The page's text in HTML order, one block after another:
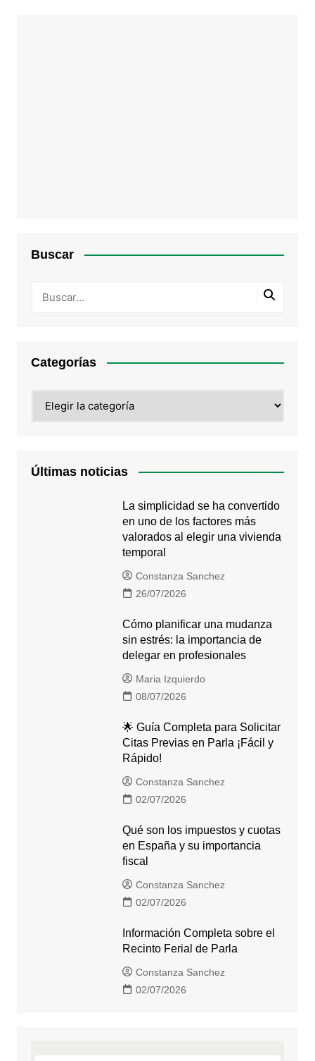
Buscar
Categorías
Últimas noticias
La simplicidad se ha convertido
en uno de los factores más
valorados al elegir una vivienda
temporal
Constanza Sanchez
26/07/2026
Cómo planificar una mudanza
sin estrés: la importancia de
delegar en profesionales
Maria Izquierdo
08/07/2026
🌟 Guía Completa para Solicitar
Citas Previas en Parla ¡Fácil y
Rápido!
Constanza Sanchez
02/07/2026
Qué son los impuestos y cuotas
en España y su importancia
fiscal
Constanza Sanchez
02/07/2026
Información Completa sobre el
Recinto Ferial de Parla
Constanza Sanchez
02/07/2026